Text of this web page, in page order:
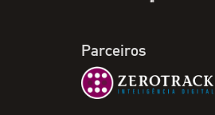
Parceiros